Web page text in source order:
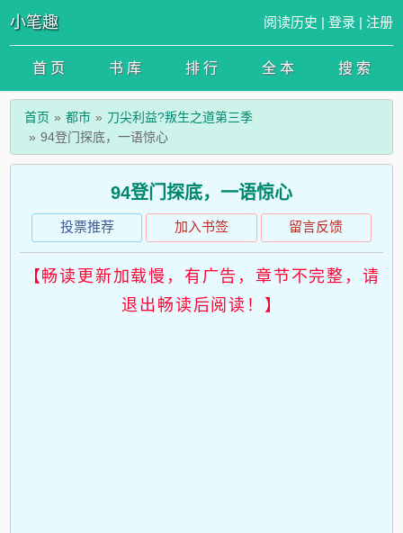
小笔趣 阅读历史 | 登录 | 注册
首 页 书 库 排 行 全 本 搜 索
首页 都市
刀尖利益?叛生之道第三季
94登门探底，一语惊心
94登门探底，一语惊心
投票推荐 加入书签 留言反馈
【畅读更新加载慢，有广告，章节不完整，请
退出畅读后阅读！】